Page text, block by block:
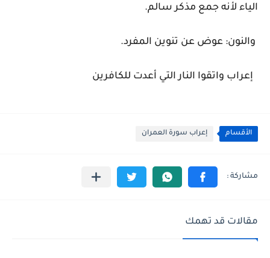
الياء لأنه جمع مذكر سالم.
والنون: عوض عن تنوين المفرد.
إعراب واتقوا النار التي أعدت للكافرين
الأقسام إعراب سورة العمران
مقالات قد تهمك